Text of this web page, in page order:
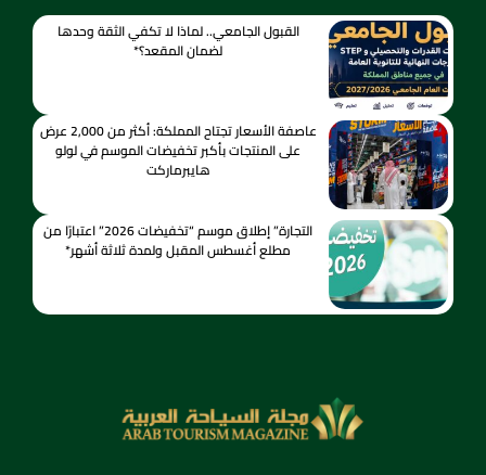
القبول الجامعي.. لماذا لا تكفي الثقة وحدها
لضمان المقعد؟*
عاصفة الأسعار تجتاح المملكة: أكثر من 2,000 عرض
على المنتجات بأكبر تخفيضات الموسم في لولو
هايبرماركت
التجارة” إطلاق موسم “تخفيضات 2026” اعتبارًا من
مطلع أغسطس المقبل ولمدة ثلاثة أشهر*